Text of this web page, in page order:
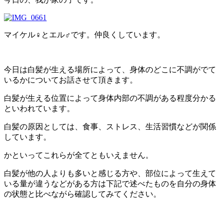
マイケル♀とエル♂です。仲良くしています。
今日は白髪が生える場所によって、身体のどこに不調がでて
いるかについてお話させて頂きます。
白髪が生える位置によって身体内部の不調がある程度分かる
といわれています。
白髪の原因としては、食事、ストレス、生活習慣などが関係
しています。
かといってこれらが全てともいえません。
白髪が他の人よりも多いと感じる方や、部位によって生えて
いる量が違うなどがある方は下記で述べたものを自分の身体
の状態と比べながら確認してみてください。